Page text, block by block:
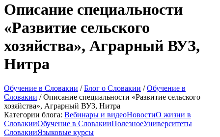
Описание специальности
«Развитие сельского
хозяйства», Аграрный ВУЗ,
Нитра
Обучение в Словакии /Блог о Словакии /Обучение в
Словакии /Описание специальности «Развитие сельского
хозяйства», Аграрный ВУЗ, Нитра
Категории блога: Вебинары и видеоНовостиО жизни в
СловакииОбучение в СловакииПолезноеУниверситеты
СловакииЯзыковые курсы